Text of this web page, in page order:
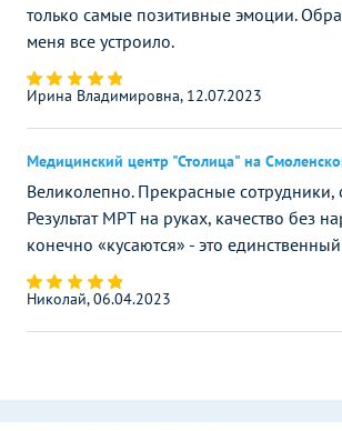
только самые позитивные эмоции.
меня все устроило.
Ирина Владимировна, 12.07.2023
Медицинский центр "Столица" на
Великолепно. Прекрасные сотрудники,
Результат МРТ на руках, качество без
конечно «кусаются» - это
Николай, 06.04.2023